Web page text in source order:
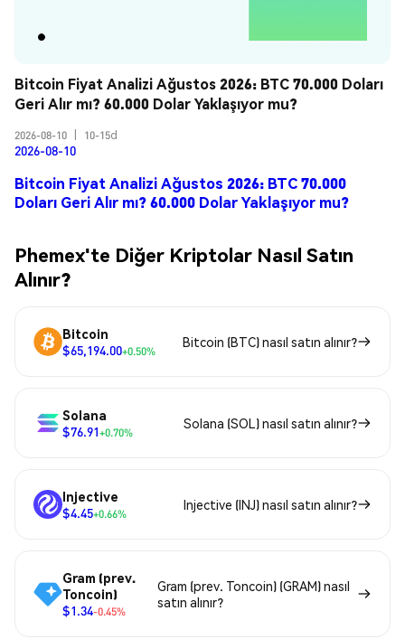
Bitcoin Fiyat Analizi Ağustos 2026: BTC 70.000 Doları
Geri Alır mı? 60.000 Dolar Yaklaşıyor mu?
2026-08-10 10-15d
2026-08-10
Bitcoin Fiyat Analizi Ağustos 2026: BTC 70.000
Doları Geri Alır mı? 60.000 Dolar Yaklaşıyor mu?
Phemex'te Diğer Kriptolar Nasıl Satın
Alınır?
Bitcoin
$65,194.00+0.50%
Bitcoin (BTC) nasıl satın alınır?
Solana
$76.91+0.70%
Solana (SOL) nasıl satın alınır?
Injective
$4.45+0.66%
Injective (INJ) nasıl satın alınır?
Gram (prev.
Toncoin)
$1.34-0.45%
Gram (prev. Toncoin) (GRAM) nasıl
satın alınır?